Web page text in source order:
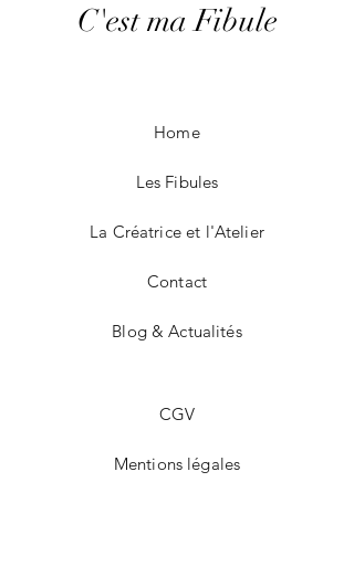
C'est ma Fibule
Home
Les Fibules
La Créatrice et l'Atelier
Contact
Blog & Actualités
CGV
Mentions légales